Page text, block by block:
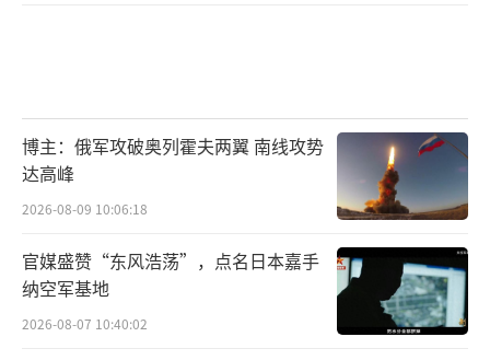
博主：俄军攻破奥列霍夫两翼 南线攻势
达高峰
2026-08-09 10:06:18
官媒盛赞“东风浩荡”，点名日本嘉手
纳空军基地
2026-08-07 10:40:02